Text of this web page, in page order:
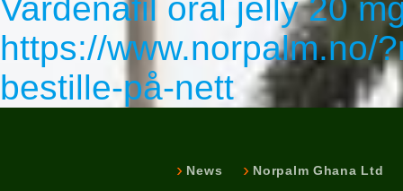
Vardenafil oral jelly 20
https://www.norpalm.no/
bestille-på-nett
News Norpalm Ghana Ltd